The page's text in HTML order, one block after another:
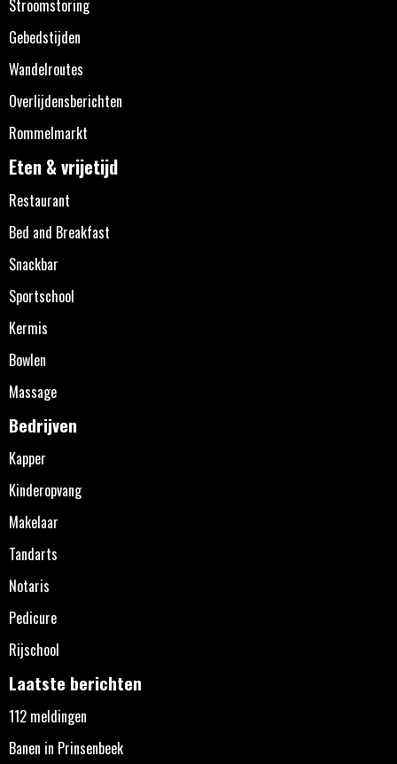
Stroomstoring
Gebedstijden
Wandelroutes
Overlijdensberichten
Rommelmarkt
Eten & vrijetijd
Restaurant
Bed and Breakfast
Snackbar
Sportschool
Kermis
Bowlen
Massage
Bedrijven
Kapper
Kinderopvang
Makelaar
Tandarts
Notaris
Pedicure
Rijschool
Laatste berichten
112 meldingen
Banen in Prinsenbeek